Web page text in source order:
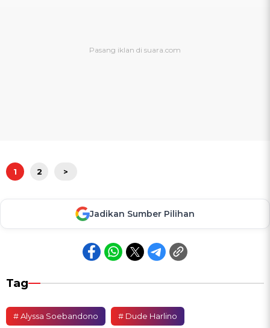
1 2 >
Jadikan Sumber Pilihan
Tag
# Alyssa Soebandono # Dude Harlino